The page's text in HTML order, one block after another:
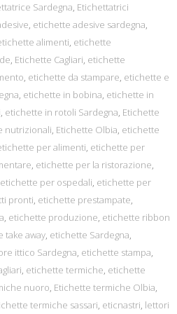
Sardegna, Etichettatrici
, etichette adesive sardegna,
alimenti, etichette
, Etichette Cagliari, etichette
, etichette da stampare, etichette e
, etichette in bobina, etichette in
, etichette in rotoli Sardegna, Etichette
nutrizionali, Etichette Olbia, etichette
per alimenti, etichette per
, etichette per la ristorazione,
etichette per ospedali, etichette per
pronti, etichette prestampate,
, etichette produzione, etichette ribbon
take away, etichette Sardegna,
ittico Sardegna, etichette stampa,
, etichette termiche, etichette
nuoro, Etichette termiche Olbia,
termiche sassari, eticnastri, lettori